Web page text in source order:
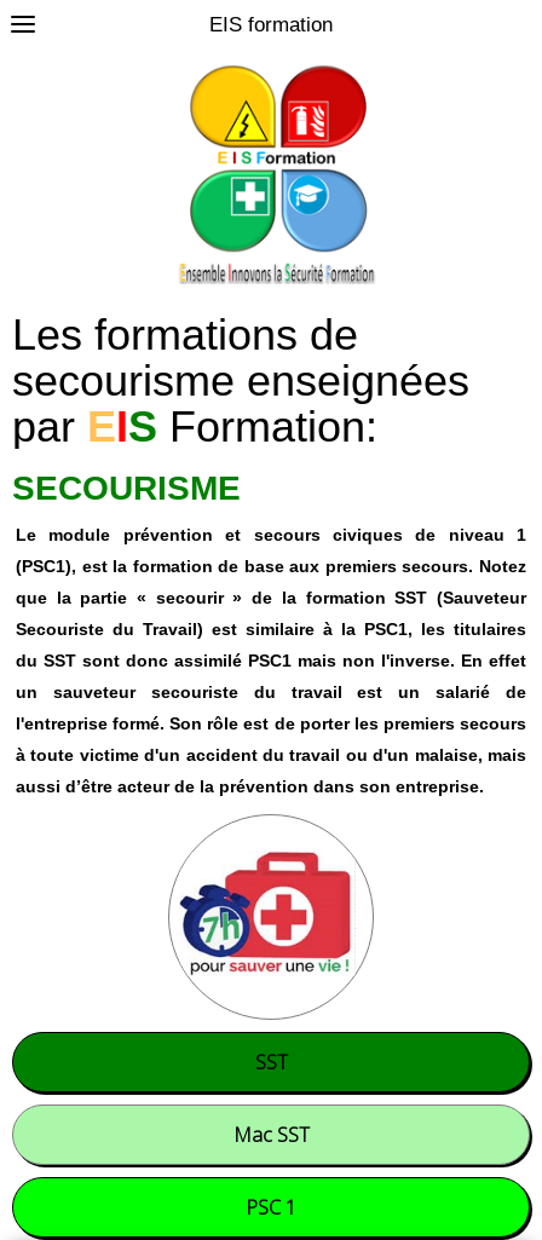
EIS formation
Les formations de
secourisme enseignées
par EIS Formation:
SECOURISME
Le module prévention et secours civiques de niveau 1
(PSC1), est la formation de base aux premiers secours. Notez
que la partie « secourir » de la formation SST (Sauveteur
Secouriste du Travail) est similaire à la PSC1, les titulaires
du SST sont donc assimilé PSC1 mais non l'inverse. En effet
un sauveteur secouriste du travail est un salarié de
l'entreprise formé. Son rôle est de porter les premiers secours
à toute victime d'un accident du travail ou d'un malaise, mais
aussi d’être acteur de la prévention dans son entreprise.
SST
Mac SST
PSC 1